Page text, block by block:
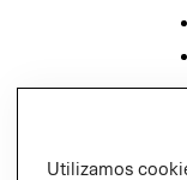
Utilizamos